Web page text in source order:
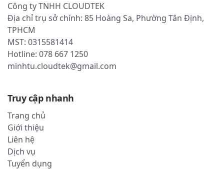
Công ty TNHH CLOUDTEK
Địa chỉ trụ sở chính: 85 Hoàng Sa, Phường Tân Định,
TPHCM
MST: 0315581414
Hotline: 078 667 1250
minhtu.cloudtek@gmail.com
Truy cập nhanh
Trang chủ
Giới thiệu
Liên hệ
Dịch vụ
Tuyển dụng